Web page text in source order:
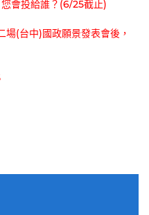
會投給誰？(6/25截止)
(台中)國政願景發表會後，